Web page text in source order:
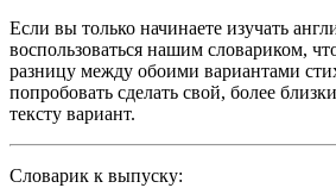
Если вы только начинаете изучать
воспользоваться нашим словариком,
разницу между обоими вариантами
попробовать сделать свой, более
тексту вариант.
Словарик к выпуску: